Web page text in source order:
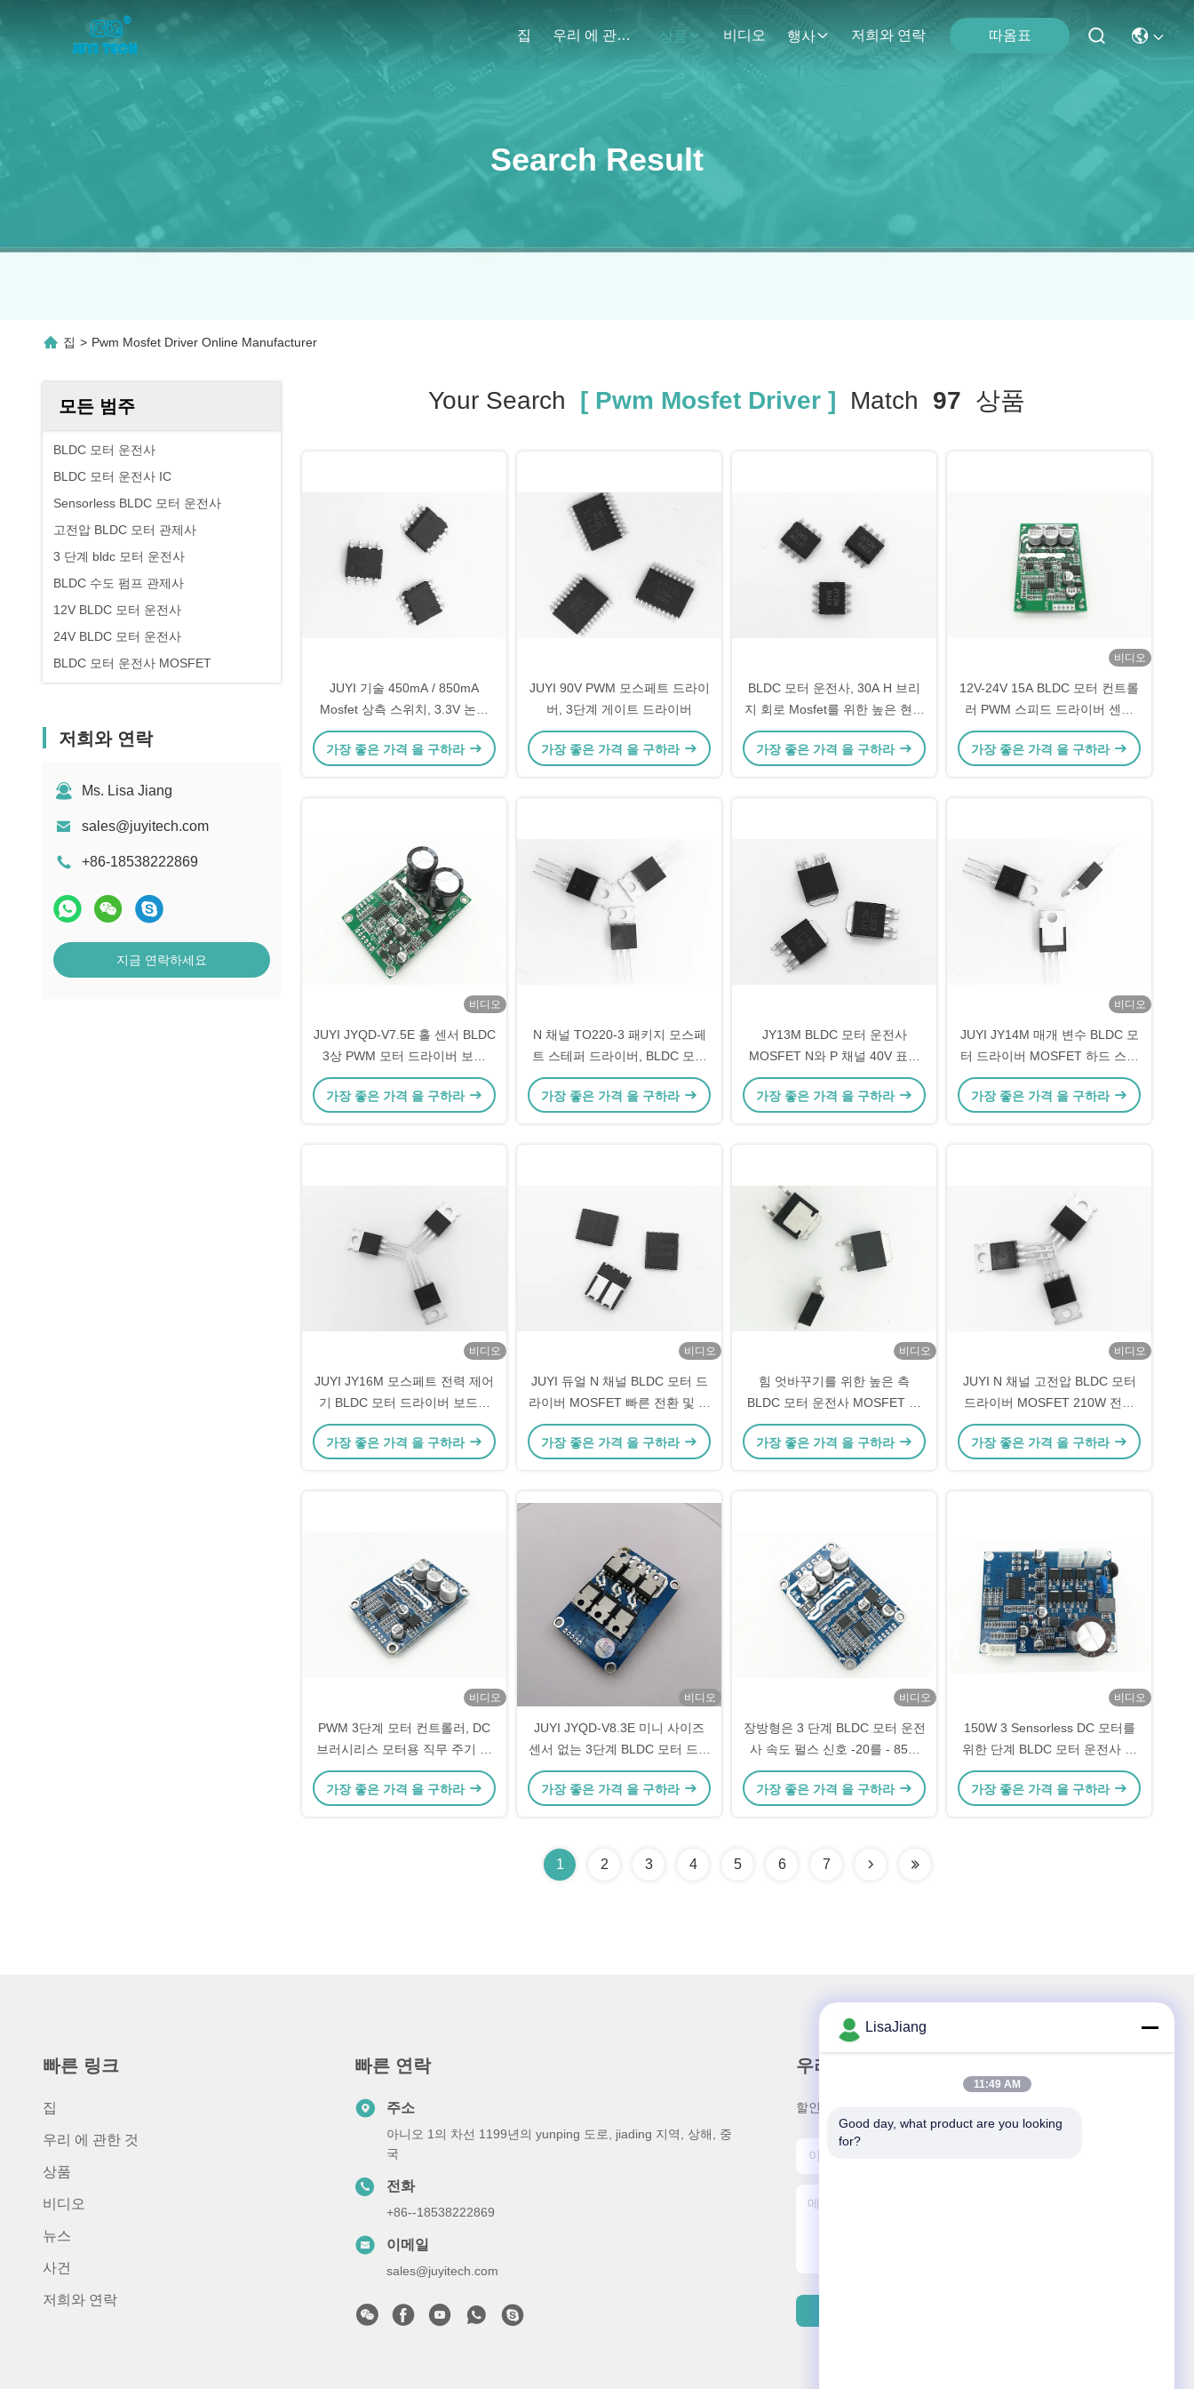
집 우리 에 관한 것 상품 비디오 행사 저희와 연락 따옴표
Search Result
집 > Pwm Mosfet Driver Online Manufacturer
모든 범주
BLDC 모터 운전사
BLDC 모터 운전사 IC
Sensorless BLDC 모터 운전사
고전압 BLDC 모터 관제사
3 단계 bldc 모터 운전사
BLDC 수도 펌프 관제사
12V BLDC 모터 운전사
24V BLDC 모터 운전사
BLDC 모터 운전사 MOSFET
저희와 연락
Ms. Lisa Jiang
sales@juyitech.com
+86-18538222869
지금 연락하세요
Your Search [ Pwm Mosfet Driver ] Match 97 상품
JUYI 기술 450mA / 850mA
Mosfet 상측 스위치, 3.3V 논리
적합한 블디시 Mosfet 운전
가장 좋은 가격 을 구하라
JUYI 90V PWM 모스페트 드라이
버, 3단계 게이트 드라이버
가장 좋은 가격 을 구하라
BLDC 모터 운전사, 30A H 브리
지 회로 Mosfet를 위한 높은 현재
Mosfet 운전사
가장 좋은 가격 을 구하라
비디오
12V-24V 15A BLDC 모터 컨트롤
러 PWM 스피드 드라이버 센서
없는 BLDC 모터 JYQD-V6.3E2
가장 좋은 가격 을 구하라
비디오
JUYI JYQD-V7.5E 홀 센서 BLDC
3상 PWM 모터 드라이버 보드
36VDC 소형 모터 컨트롤러
가장 좋은 가격 을 구하라
N 채널 TO220-3 패키지 모스페
트 스테퍼 드라이버, BLDC 모터
드라이버용 300W 모스페트 전압
조절기
가장 좋은 가격 을 구하라
JY13M BLDC 모터 운전사
MOSFET N와 P 채널 40V 표면
은 거치합니다
가장 좋은 가격 을 구하라
비디오
JUYI JY14M 매개 변수 BLDC 모
터 드라이버 MOSFET 하드 스위
치 및 고주파 회로
가장 좋은 가격 을 구하라
비디오
JUYI JY16M 모스페트 전력 제어
기 BLDC 모터 드라이버 보드에
대한 고효율 스위치 모드 전력
가장 좋은 가격 을 구하라
비디오
JUYI 듀얼 N 채널 BLDC 모터 드
라이버 MOSFET 빠른 전환 및 역
체 복구
가장 좋은 가격 을 구하라
비디오
힘 엇바꾸기를 위한 높은 측
BLDC 모터 운전사 MOSFET 증
진 형태 힘
가장 좋은 가격 을 구하라
비디오
JUYI N 채널 고전압 BLDC 모터
드라이버 MOSFET 210W 전원
전환 응용 프로그램
가장 좋은 가격 을 구하라
비디오
PWM 3단계 모터 컨트롤러, DC
브러시리스 모터용 직무 주기 제
어 속도 컨트롤러
가장 좋은 가격 을 구하라
비디오
JUYI JYQD-V8.3E 미니 사이즈
센서 없는 3단계 BLDC 모터 드라
이버 보드
가장 좋은 가격 을 구하라
비디오
장방형은 3 단계 BLDC 모터 운전
사 속도 펄스 신호 -20를 - 85℃
출력했습니다
가장 좋은 가격 을 구하라
비디오
150W 3 Sensorless DC 모터를
위한 단계 BLDC 모터 운전사 널
JYQD-V8.8D
가장 좋은 가격 을 구하라
1 2 3 4 5 6 7
빠른 링크
집
우리 에 관한 것
상품
비디오
뉴스
사건
저희와 연락
빠른 연락
주소
아니오 1의 차선 1199년의 yunping 도로, jiading 지역, 상해, 중
국
전화
+86--18538222869
이메일
sales@juyitech.com
우리 뉴스레터
할인 및 더 많은 정보를 얻기 위해 뉴스레터에 가입하십시오.
LisaJiang
11:49 AM
Good day, what product are you looking
for?